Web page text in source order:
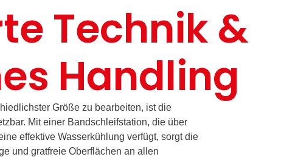
Technik &
Handling
Größe zu bearbeiten, ist die
Mit einer Bandschleifstation, die über
effektive Wasserkühlung verfügt, sorgt die
und gratfreie Oberflächen an allen